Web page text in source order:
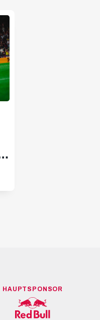
HAUPTSPONSOR